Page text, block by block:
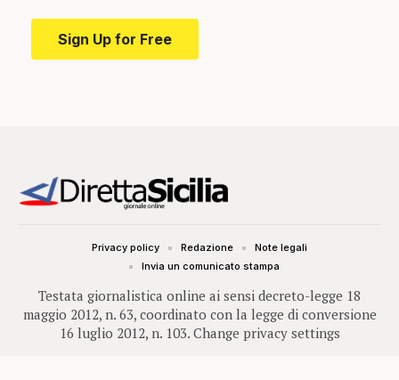
Sign Up for Free
Testata giornalistica online ai sensi decreto-legge 18
maggio 2012, n. 63, coordinato con la legge di conversione
16 luglio 2012, n. 103. Change privacy settings
Privacy policy Redazione
Note legali
Invia un comunicato stampa